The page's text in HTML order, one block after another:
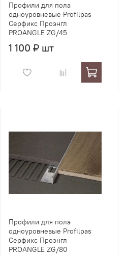
Профили для пола
одноуровневые Profilpas
Серфикс Проэнгл
PROANGLE ZG/45
1 100 ₽ шт
Профили для пола
одноуровневые Profilpas
Серфикс Проэнгл
PROANGLE ZG/80